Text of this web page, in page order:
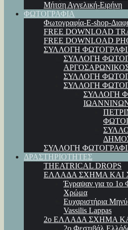
Μήτση Αγγελική-Ειρήνη
ΦΩΤΟΓΡΑΦΙΑ
Φωτογραφία-E-shop-
FREE DOWNLOAD
FREE DOWNLOAD
ΣΥΛΛΟΓΗ
ΣΥΛΛΟΓΗ
ΣΥΛΛΟΓΗ
ΣΥΛΛΟΓΗ
ΣΥΛΛΟΓΗ
ΣΥΛΛΟΓΗ
ΔΡΑΣΤΗΡΙΟΤΗΤΕΣ
THEATRICAL DROPS
ΕΛΛΑΔΑ ΣΧΗΜΑ ΚΑΙ
Έγραψαν για το 1ο
Χρώμα
Ευχαριστήρια
Vassilis Lappas
2ο ΕΛΛΑΔΑ ΣΧΗΜΑ
2ο Φεστιβάλ